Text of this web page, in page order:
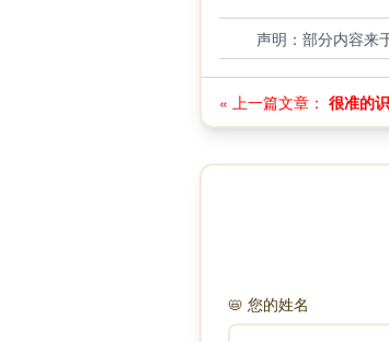
声明：部分内容来
« 上一篇文章： 很准的
📛 您的姓名